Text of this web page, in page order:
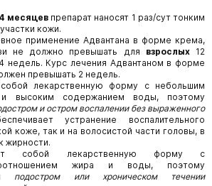
месяцев препарат наносят 1 раз/сут тонким
кожи.
применение Адвантана в форме крема,
не должно превышать для взрослых12
недель. Курс лечения Адвантаном в форме
превышать 2 недель.
собой лекарственную форму с небольшим
высоким содержанием воды, поэтому
и остром воспалении без выраженного
устранение воспалительного
коже, так и на волосистой части головы, в
жирности.
собой лекарственную форму с
жира и воды, поэтому
подостром или хроническом течении